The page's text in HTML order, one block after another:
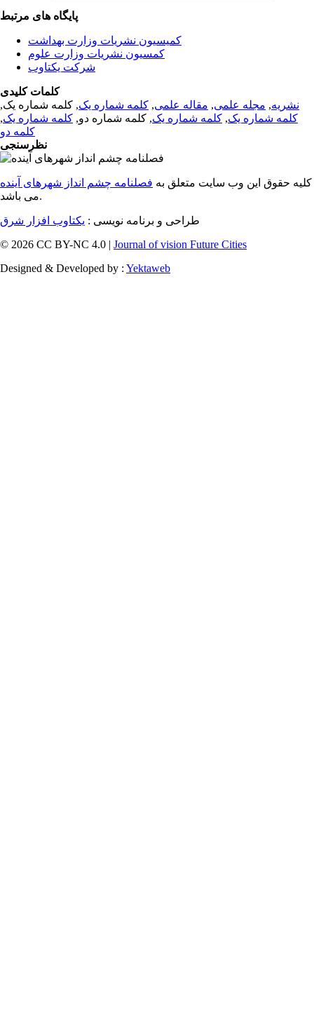
پایگاه های مرتبط
کمیسیون نشریات وزارت بهداشت
کمسیون نشریات وزارت علوم
شرکت یکتاوب
کلمات کلیدی
نشریه, مجله علمی, مقاله علمی, کلمه شماره یک, کلمه شماره یک,
کلمه شماره یک, کلمه شماره یک, کلمه شماره دو, کلمه شماره یک,
کلمه دو
نظرسنجی
کلیه حقوق این وب سایت متعلق به فصلنامه چشم انداز شهرهای آینده
می باشد.
طراحی و برنامه نویسی : یکتاوب افزار شرق
© 2026 CC BY-NC 4.0 | Journal of vision Future Cities
Designed & Developed by : Yektaweb